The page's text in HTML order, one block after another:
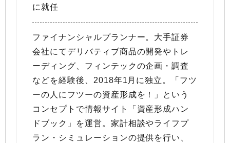
に就任
ファイナンシャルプランナー。大手証券
会社にてデリバティブ商品の開発やトレ
ーディング、フィンテックの企画・調査
などを経験後、2018年1月に独立。「フツ
ーの人にフツーの資産形成を！」という
コンセプトで情報サイト「資産形成ハン
ドブック」を運営。家計相談やライフプ
ラン・シミュレーションの提供を行い、